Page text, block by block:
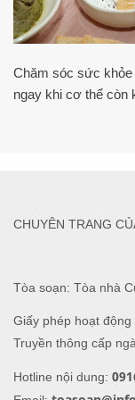
Chăm sóc sức
ngay khi cơ thể còn
Tòa soạn: Tòa nhà
Giấy phép hoạt
Truyền thông cấp
Hotline nội dung:
CHUYÊN TRANG